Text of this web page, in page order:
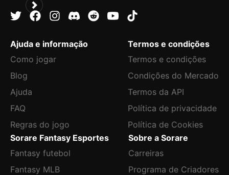
Ajuda e informação
Como jogar
Blog
Ajuda
FAQ
Regras do jogo
Termos e condições
Termos e condições
Condições do Mercado
Termos da API
Política de privacidade
Política de Cookies
Sorare Fantasy Esportes
Fantasy futebol
Fantasy MLB
Sobre a Sorare
Carreiras
Programa de Criadores